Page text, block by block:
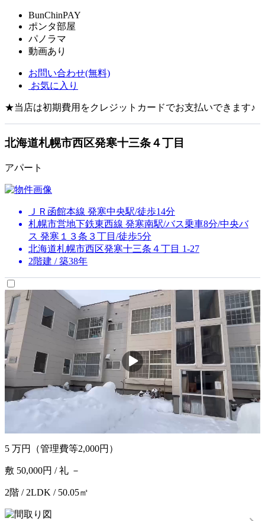
BunChinPAY
ポンタ部屋
パノラマ
動画あり
お問い合わせ(無料)
お気に入り
★当店は初期費用をクレジットカードでお支払いできます♪
北海道札幌市西区発寒十三条４丁目
アパート
ＪＲ函館本線 発寒中央駅/徒歩14分
札幌市営地下鉄東西線 発寒南駅/バス乗車8分/中央バ
ス 発寒１３条３丁目/徒歩5分
北海道札幌市西区発寒十三条４丁目 1-27
2階建 / 築38年
5 万円 （管理費等2,000円）
敷 50,000円 / 礼 －
2階 / 2LDK / 50.05㎡